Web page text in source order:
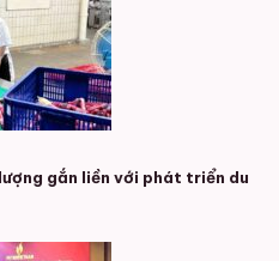
gắn liền với phát triển du